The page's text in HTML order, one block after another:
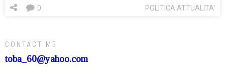
POLITICA ATTUALITA'
0
CONTACT ME
toba_60@yahoo.com